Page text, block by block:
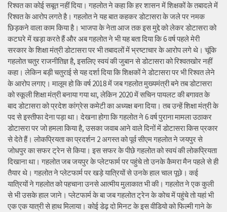
रिश्वत का कोई सबूत नहीं दिया। गहलोत ने कहा कि हर शासन में शिक्षकों के तबादले में
रिश्वत के आरोप लगते है। गहलोत ने यह बात कहकर डोटासरा के जले पर नमक
छिड़कने वाला काम किया है। भाजपा के नेता आज तक इस मुद्दे को लेकर डोटासरा को
कटघरे में खड़ा करते हैं और अब गहलोत ने भी यह बता दिया कि 6 वर्ष पहले मेरी
सरकार के शिक्षा मंत्री डोटासरा पर भी तबादलों में भ्रष्टाचार के आरोप लगे थे। चूंकि
गहलोत चतुर राजनीतिज्ञ है, इसलिए स्वयं की जुबान से डोटासरा को रिश्वतखोर नहीं
कहा। लेकिन बड़ी चतुराई से यह दर्शा दिया कि शिक्षकों ने डोटासरा पर भी रिश्वत लेने
के आरोप लगाए। मालूम हो कि वर्ष 2018 में जब गहलोत मुख्यमंत्री बने तब डोटासरा
को स्कूली शिक्षा मंत्री बनाया गया था, लेकिन 2020 में सचिन पायलट की बगावत के
बाद डोटासरा को प्रदेश कांग्रेस कमेटी का अध्यक्ष बना दिया। तब उन्हें शिक्षा मंत्री के
पद से इस्तीफा देना पड़ा था। देखना होगा कि गहलोत ने 6 वर्ष पुराना मामला उठाकर
डोटासरा पर जो हमला किया है, उसका जवाब आने वाले दिनों में डोटासरा किस प्रकार
से देते हैं। लोकप्रियता का प्रदर्शन 2 अगस्त को पूर्व सीएम गहलोत ने जयपुर से
जोधपुर का सफर ट्रेन से किया। इस सफर के पीछे गहलोत को स्वयं की लोकप्रियता
दिखाना था। गहलोत जब जयपुर के प्लेटफार्म पर पहुंचे तो उनके कैमरा मैन पहले से ही
तैयार थे। गहलोत ने प्लेटफार्म पर खड़े यात्रियों से उनके हाल चाल पूछे। कई
यात्रियों ने गहलोत को पहचाना उनसे आत्मीय मुलाकात भी की। गहलोत ने एक कुली
से भी उसके हाल जाने। प्लेटफार्म के बा जब गहलोत ट्रेन के कोच में पहुंचे तो यहां भी
एक एक यात्री से हाथ मिलाया। कोई डेढ़ दो मिनट के इस वीडियो को फिल्मी गाने के